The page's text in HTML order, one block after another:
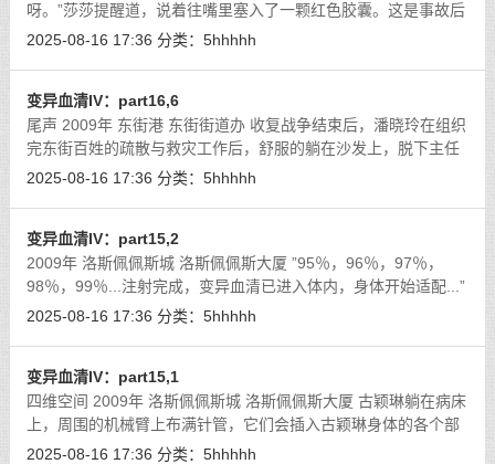
呀。”莎莎提醒道，说着往嘴里塞入了一颗红色胶囊。这是事故后
休养需要吃的药，至少莎莎是这样和古颖琳解释的。
2025-08-16 17:36 分类： 5hhhhh
变异血清IV：part16,6
尾声 2009年 东街港 东街街道办 收复战争结束后，潘晓玲在组织
完东街百姓的疏散与救灾工作后，舒服的躺在沙发上，脱下主任
的铠甲，露出发达的肌肉；享受着马可的...膜拜？
2025-08-16 17:36 分类： 5hhhhh
变异血清IV：part15,2
2009年 洛斯佩佩斯城 洛斯佩佩斯大厦 ”95％，96％，97％，
98％，99％...注射完成，变异血清已进入体内，身体开始适配...”
丽莎认真的操作着，莎莎焦急的等待着，唐晓琳则是面无表情，
2025-08-16 17:36 分类： 5hhhhh
变异血清IV：part15,1
四维空间 2009年 洛斯佩佩斯城 洛斯佩佩斯大厦 古颖琳躺在病床
上，周围的机械臂上布满针管，它们会插入古颖琳身体的各个部
位，均匀的注射变异血清。[详细]
2025-08-16 17:36 分类： 5hhhhh